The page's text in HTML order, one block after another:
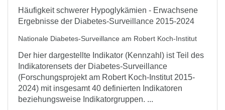
Häufigkeit schwerer Hypoglykämien - Erwachsene
Ergebnisse der Diabetes-Surveillance 2015-2024
Nationale Diabetes-Surveillance am Robert Koch-Institut
Der hier dargestellte Indikator (Kennzahl) ist Teil des
Indikatorensets der Diabetes-Surveillance
(Forschungsprojekt am Robert Koch-Institut 2015-
2024) mit insgesamt 40 definierten Indikatoren
beziehungsweise Indikatorgruppen. ...